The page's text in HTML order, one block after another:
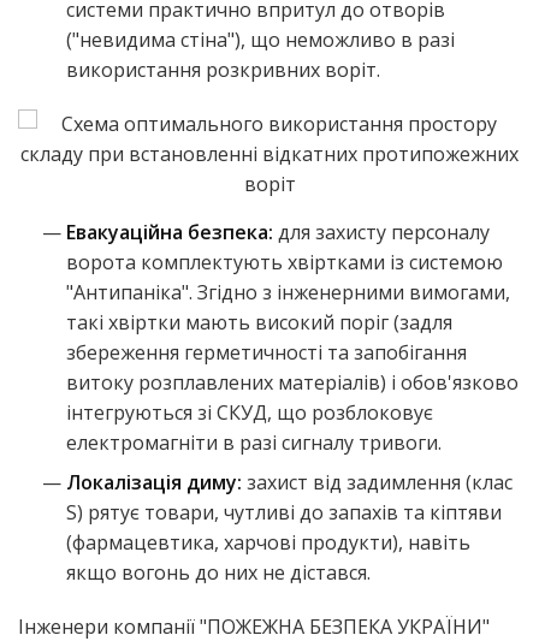
системи практично впритул до отворів
("невидима стіна"), що неможливо в разі
використання розкривних воріт.
Евакуаційна безпека: для захисту персоналу
ворота комплектують хвіртками із системою
"Антипаніка". Згідно з інженерними вимогами,
такі хвіртки мають високий поріг (задля
збереження герметичності та запобігання
витоку розплавлених матеріалів) і обов'язково
інтегруються зі СКУД, що розблоковує
електромагніти в разі сигналу тривоги.
Локалізація диму: захист від задимлення (клас
S) рятує товари, чутливі до запахів та кіптяви
(фармацевтика, харчові продукти), навіть
якщо вогонь до них не дістався.
Інженери компанії "ПОЖЕЖНА БЕЗПЕКА УКРАЇНИ"